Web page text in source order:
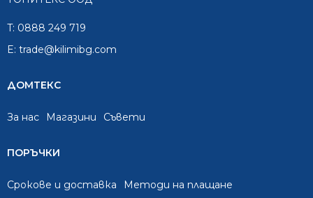
T: 0888 249 719
E: trade@kilimibg.com
ДОМТЕКС
За нас Mагазини Съвети
ПОРЪЧКИ
Срокове и доставка
Методи на плащане